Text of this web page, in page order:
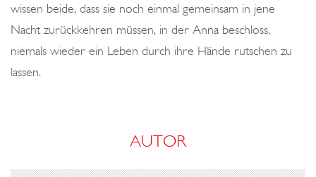
wissen beide, dass sie noch einmal gemeinsam in jene
Nacht zurückkehren müssen, in der Anna beschloss,
niemals wieder ein Leben durch ihre Hände rutschen zu
lassen.
AUTOR